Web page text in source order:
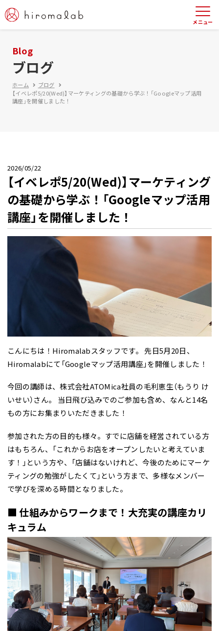
Blog
ブログ
ホーム
ブログ
【イベレポ5/20(Wed)】マーケティングの基礎から学ぶ！「Googleマップ活用
講座」を開催しました！
2026/05/22
【イベレポ5/20(Wed)】マーケティング
の基礎から学ぶ！「Googleマップ活用
講座」を開催しました！
こんにちは！Hiromalabスタッフです。 先日5月20日、
Hiromalabにて「Googleマップ活用講座」を開催しました！
今回の講師は、株式会社ATOMica社員の毛利恵生（もうり け
いせい）さん。 当日飛び込みでのご参加も含め、なんと14名
もの方にお集まりいただきました！
参加された方の目的も様々。すでに店舗を経営されている方
はもちろん、「これからお店をオープンしたいと考えていま
す！」という方や、「店舗はないけれど、今後のためにマーケ
ティングの勉強がしたくて」という方まで、多様なメンバー
で学びを深める時間となりました。
■ 仕組みからワークまで！大充実の講座カリ
キュラム